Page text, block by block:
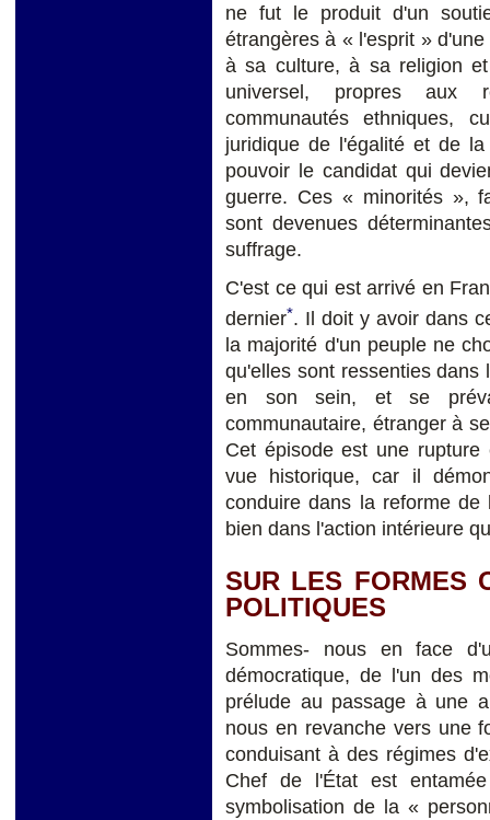
ne fut le produit d'un
étrangères à « l'esprit »
à sa culture, à sa religion
universel, propres aux
communautés ethniques,
juridique de l'égalité et de
pouvoir le candidat qui
guerre. Ces « minorités »,
sont devenues
suffrage.
C'est ce qui est arrivé en
dernier*. Il doit y avoir dans
la majorité d'un peuple ne
qu'elles sont ressenties
en son sein, et se
communautaire, étranger à
Cet épisode est une
vue historique, car il
conduire dans la reforme
bien dans l'action intérieure
SUR LES FORMES
POLITIQUES
Sommes- nous en face
démocratique, de l'un des
prélude au passage à une
nous en revanche vers une
conduisant à des régimes
Chef de l'État est
symbolisation de la «